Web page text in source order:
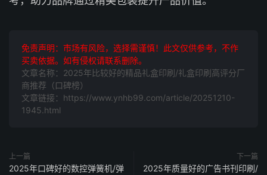
免责声明：市场有风险，选择需谨慎！此文仅供参考，不作
买卖依据。如有侵权请联系删除。
文章名称：2025年比较好的精品礼盒印刷/礼盒印刷高评分厂
商推荐（口碑榜）
文章链接：https://www.ynhb99.com/article/20251210-
1945.html
上一篇
2025年口碑好的数控弹簧机/弹
下一篇
2025年质量好的广告书刊印刷/